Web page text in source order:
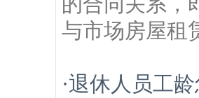
与市场房屋租
·退休人员工